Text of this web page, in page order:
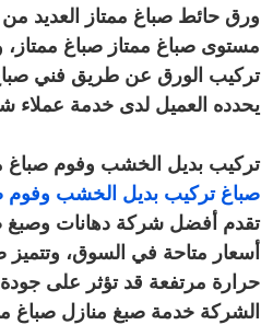
ورق حائط صباغ ممتاز العديد
مستوى صباغ ممتاز صباغ
تركيب الورق عن طريق فني
يحدده العميل لدى خدمة عملاء
تركيب بديل الخشب وفوم صباغ
صباغ تركيب بديل الخشب وفوم صباغ ممتاز /
تقدم أفضل شركة دهانات وصبغ
أسعار متاحة في السوق، وتتميز
حرارة مرتفعة قد تؤثر على جودة
الشركة خدمة صبغ منازل صباغ